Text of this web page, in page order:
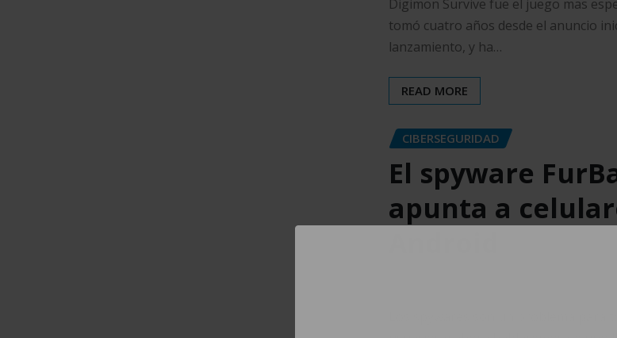
Digimon Survive fue el juego mas
tomó cuatro años desde el anuncio
lanzamiento, y ha…
READ MORE
CIBERSEGURIDAD
El spyware
apunta a